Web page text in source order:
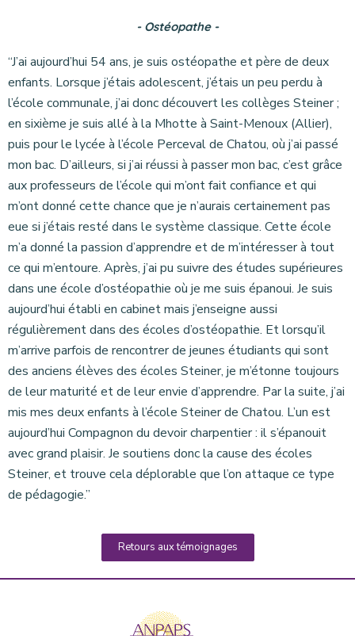
- Ostéopathe -
“J’ai aujourd’hui 54 ans, je suis ostéopathe et père de deux
enfants. Lorsque j’étais adolescent, j’étais un peu perdu à
l’école communale, j’ai donc découvert les collèges Steiner ;
en sixième je suis allé à la Mhotte à Saint-Menoux (Allier),
puis pour le lycée à l’école Perceval de Chatou, où j’ai passé
mon bac. D’ailleurs, si j’ai réussi à passer mon bac, c’est grâce
aux professeurs de l’école qui m’ont fait confiance et qui
m’ont donné cette chance que je n’aurais certainement pas
eue si j’étais resté dans le système classique. Cette école
m’a donné la passion d’apprendre et de m’intéresser à tout
ce qui m’entoure. Après, j’ai pu suivre des études supérieures
dans une école d’ostéopathie où je me suis épanoui. Je suis
aujourd’hui établi en cabinet mais j’enseigne aussi
régulièrement dans des écoles d’ostéopathie. Et lorsqu’il
m’arrive parfois de rencontrer de jeunes étudiants qui sont
des anciens élèves des écoles Steiner, je m’étonne toujours
de leur maturité et de leur envie d’apprendre. Par la suite, j’ai
mis mes deux enfants à l’école Steiner de Chatou. L’un est
aujourd’hui Compagnon du devoir charpentier : il s’épanouit
avec grand plaisir. Je soutiens donc la cause des écoles
Steiner, et trouve cela déplorable que l’on attaque ce type
de pédagogie.”
Retours aux témoignages